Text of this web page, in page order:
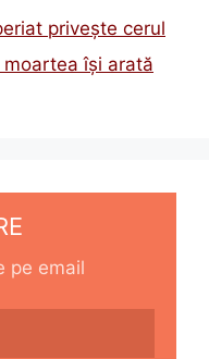
privește cerul
își arată
pe email